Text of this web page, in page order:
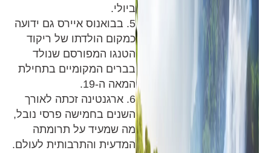
ביולי.
5. בבואנוס איירס גם ידועה
כמקום הולדתו של ריקוד
הטנגו המפורסם שנולד
בברים המקומיים בתחילת
המאה ה-19.
6. ארגנטינה זכתה לאורך
השנים בחמישה פרסי נובל,
מה שמעיד על תרומתה
המדעית והתרבותית לעולם.